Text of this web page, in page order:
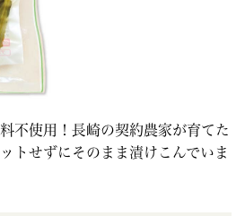
不使用！長崎の契約農家が育てた
トせずにそのまま漬けこんでいま